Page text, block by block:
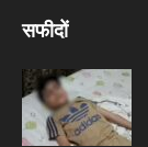
सफीदों